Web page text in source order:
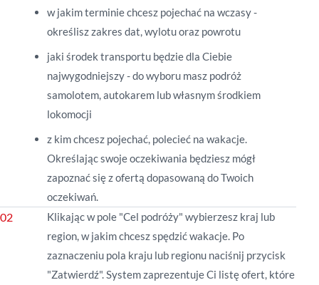
w jakim terminie chcesz pojechać na wczasy -
określisz zakres dat, wylotu oraz powrotu
jaki środek transportu będzie dla Ciebie
najwygodniejszy - do wyboru masz podróż
samolotem, autokarem lub własnym środkiem
lokomocji
z kim chcesz pojechać, polecieć na wakacje.
Określając swoje oczekiwania będziesz mógł
zapoznać się z ofertą dopasowaną do Twoich
oczekiwań.
Klikając w pole "Cel podróży" wybierzesz kraj lub
region, w jakim chcesz spędzić wakacje. Po
zaznaczeniu pola kraju lub regionu naciśnij przycisk
"Zatwierdź". System zaprezentuje Ci listę ofert, które